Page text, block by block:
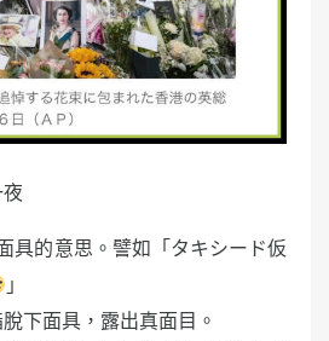
具的意思。譬如「タキシード仮
」
下面具，露出真面目。